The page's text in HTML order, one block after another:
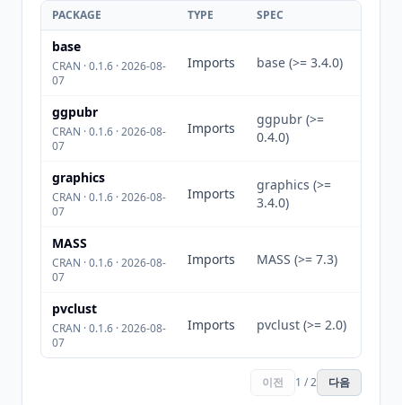
PACKAGE TYPE SPEC
base
CRAN · 0.1.6 · 2026-08-
07
Imports base (>= 3.4.0)
ggpubr
CRAN · 0.1.6 · 2026-08-
07
Imports
ggpubr (>=
0.4.0)
graphics
CRAN · 0.1.6 · 2026-08-
07
Imports
graphics (>=
3.4.0)
MASS
CRAN · 0.1.6 · 2026-08-
07
Imports MASS (>= 7.3)
pvclust
CRAN · 0.1.6 · 2026-08-
07
Imports pvclust (>= 2.0)
이전 1 / 2 다음